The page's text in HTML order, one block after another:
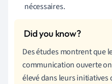
nécessaires.
Des études montrent que
communication ouverte
élevé dans leurs initiatives